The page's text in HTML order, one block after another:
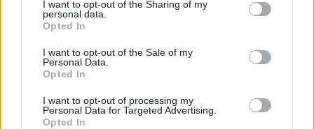
not limited to your visit or usage behaviour. You may click to
grant or deny consent to Google and its third-party tags to
use your data for below specified purposes in below Google
consent section.
I want to opt-out of the Sharing of my
personal data.
Opted In
I want to opt-out of the Sale of my
Personal Data.
Opted In
I want to opt-out of processing my
Personal Data for Targeted Advertising.
Opted In
Givenchy 1199 font5. Blúz 19 950 Yen (nem tudom a
márkát,…
Napi Hangulat - jó napom van
•
Ruha: johnlewis.com 135 fontCipő: